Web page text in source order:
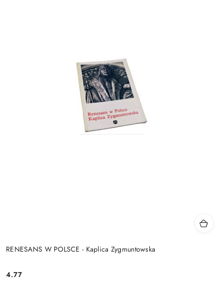
RENESANS W POLSCE - Kaplica Zygmuntowska
Cena:
4.77